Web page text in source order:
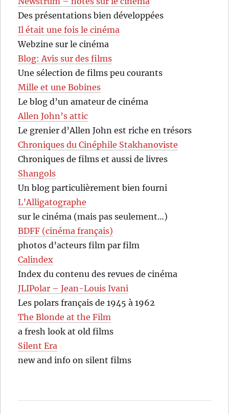
Des présentations bien développées
Il était une fois le cinéma
Webzine sur le cinéma
Blog: Avis sur des films
Une sélection de films peu courants
Mille et une Bobines
Le blog d’un amateur de cinéma
Allen John’s attic
Le grenier d’Allen John est riche en trésors
Chroniques du Cinéphile Stakhanoviste
Chroniques de films et aussi de livres
Shangols
Un blog particulièrement bien fourni
L’Alligatographe
sur le cinéma (mais pas seulement…)
BDFF (cinéma français)
photos d’acteurs film par film
Calindex
Index du contenu des revues de cinéma
JLIPolar – Jean-Louis Ivani
Les polars français de 1945 à 1962
The Blonde at the Film
a fresh look at old films
Silent Era
new and info on silent films